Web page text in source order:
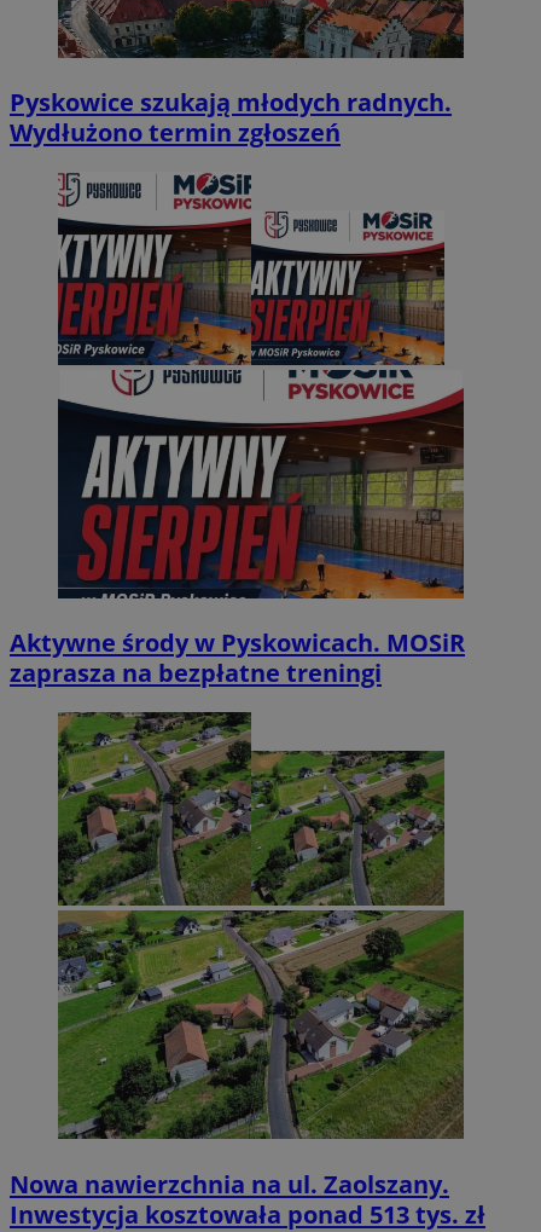
Pyskowice szukają młodych radnych.
Wydłużono termin zgłoszeń
Aktywne środy w Pyskowicach. MOSiR
zaprasza na bezpłatne treningi
Nowa nawierzchnia na ul. Zaolszany.
Inwestycja kosztowała ponad 513 tys. zł